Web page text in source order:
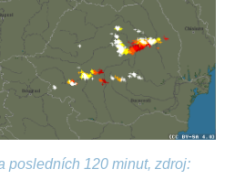
posledních 120 minut, zdroj: